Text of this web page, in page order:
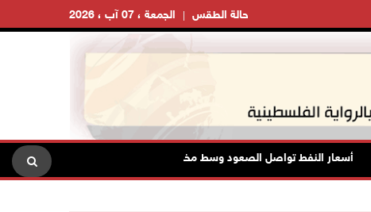
الجمعة ، 07 آب ، 2026 حالة الطقس
أسعار النفط تواصل الصعود وسط مخاوف بشأن مستقبل الملاحة في هرمز